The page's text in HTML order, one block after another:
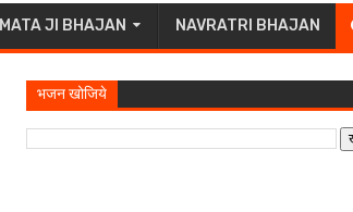
MATA JI BHAJAN NAVRATRI BHAJAN
भजन खोजिये